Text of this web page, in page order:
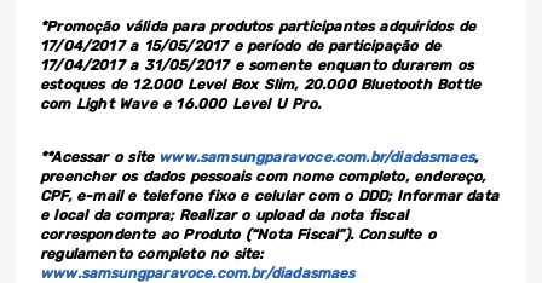
*Promoção válida para produtos participantes adquiridos de
17/04/2017 a 15/05/2017 e período de participação de
17/04/2017 a 31/05/2017 e somente enquanto durarem os
estoques de 12.000 Level Box Slim, 20.000 Bluetooth Bottle
com Light Wave e 16.000 Level U Pro.
**Acessar o site www.samsungparavoce.com.br/diadasmaes,
preencher os dados pessoais com nome completo, endereço,
CPF, e-mail e telefone fixo e celular com o DDD; Informar data
e local da compra; Realizar o upload da nota fiscal
correspondente ao Produto (“Nota Fiscal”). Consulte o
regulamento completo no site:
www.samsungparavoce.com.br/diadasmaes